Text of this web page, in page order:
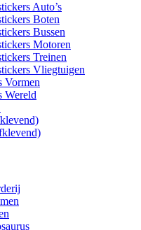
Auto’s
Boten
Bussen
Motoren
Treinen
Vliegtuigen
Vormen
Wereld